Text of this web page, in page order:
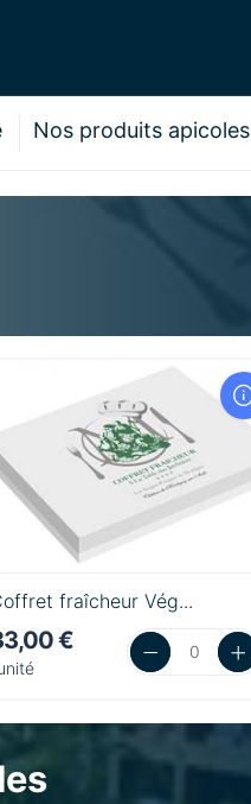
Nos produits apicoles
fraîcheur Vég...
€